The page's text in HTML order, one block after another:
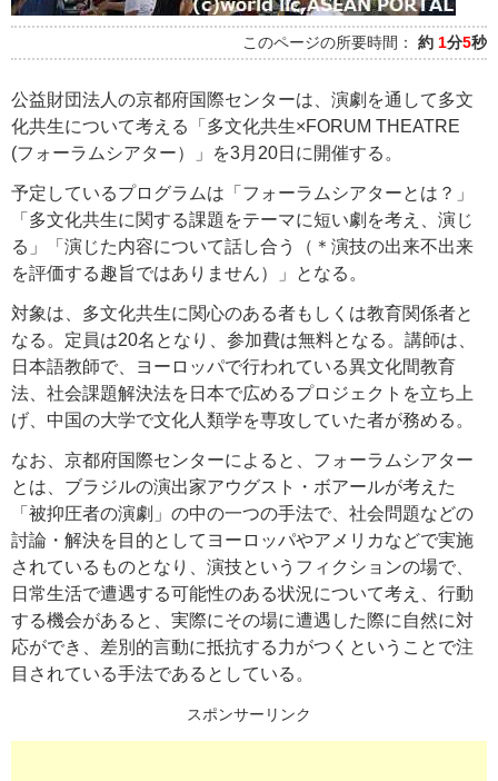
このページの所要時間： 約 1分5秒
公益財団法人の京都府国際センターは、演劇を通して多文
化共生について考える「多文化共生×FORUM THEATRE
(フォーラムシアター）」を3月20日に開催する。
予定しているプログラムは「フォーラムシアターとは？」
「多文化共生に関する課題をテーマに短い劇を考え、演じ
る」「演じた内容について話し合う（＊演技の出来不出来
を評価する趣旨ではありません）」となる。
対象は、多文化共生に関心のある者もしくは教育関係者と
なる。定員は20名となり、参加費は無料となる。講師は、
日本語教師で、ヨーロッパで行われている異文化間教育
法、社会課題解決法を日本で広めるプロジェクトを立ち上
げ、中国の大学で文化人類学を専攻していた者が務める。
なお、京都府国際センターによると、フォーラムシアター
とは、ブラジルの演出家アウグスト・ボアールが考えた
「被抑圧者の演劇」の中の一つの手法で、社会問題などの
討論・解決を目的としてヨーロッパやアメリカなどで実施
されているものとなり、演技というフィクションの場で、
日常生活で遭遇する可能性のある状況について考え、行動
する機会があると、実際にその場に遭遇した際に自然に対
応ができ、差別的言動に抵抗する力がつくということで注
目されている手法であるとしている。
スポンサーリンク